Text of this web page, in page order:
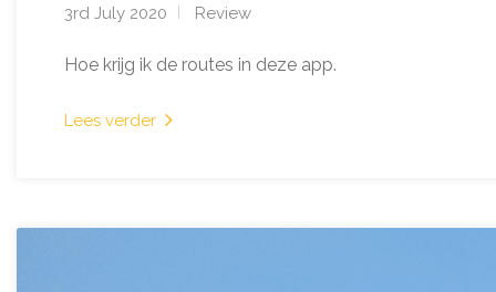
3rd July 2020 Review
Hoe krijg ik de routes in deze app.
Lees verder